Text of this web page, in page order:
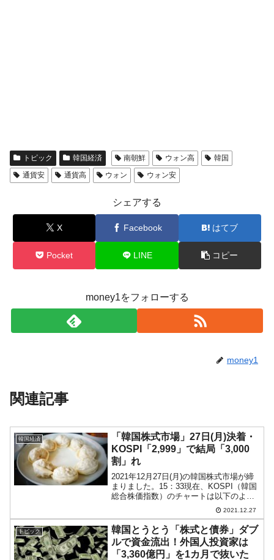
トピック 韓国経済 南朝鮮 ウォン高
韓国
通貨安
通貨高 ウォン ウォン安
シェアする
X Facebook はてブ
Pocket LINE コピー
money1をフォローする
money1
関連記事
韓国経済
「韓国株式市場」27日(月)決着・
KOSPI「2,999」で結局「3,000
割」れ
2021年12月27日(月)の韓国株式市場が締
まりました。15：33現在、KOSPI（韓国
総合株価指数）のチャートは以下のよう
『Investing.com』より引用）。結局のと
ころ「3,000」を割りました。KOS...
2021.12.27
トピック
韓国とうとう「株式と債券」ダブ
ルで資金流出！外国人投資家は
「3,360億円」を1カ月で抜いた